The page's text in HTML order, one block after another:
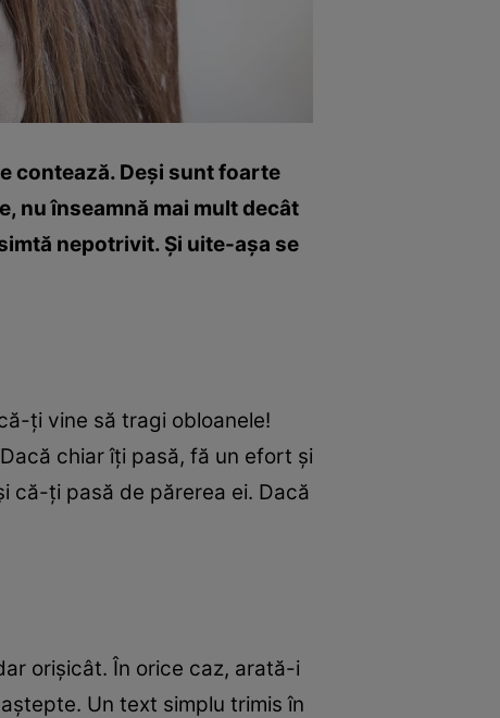
contează. Deşi sunt foarte
nu înseamnă mai mult decât
nepotrivit. Şi uite-aşa se
ţi vine să tragi obloanele!
chiar îţi pasă, fă un efort şi
că-ţi pasă de părerea ei. Dacă
orişicât. În orice caz, arată-i
Un text simplu trimis în